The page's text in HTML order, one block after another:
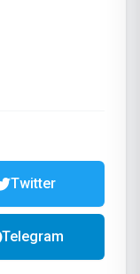
Twitter
Telegram